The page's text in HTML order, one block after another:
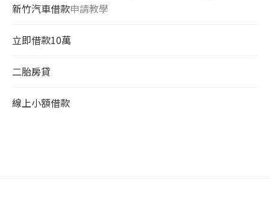
新竹汽車借款申請教學
立即借款10萬
二胎房貸
線上小額借款